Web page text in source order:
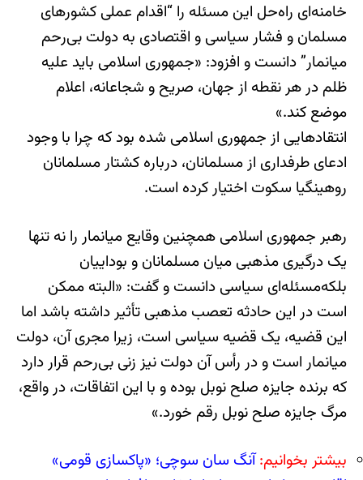
خامنه‌ای راه‌حل این مسئله را “اقدام عملی کشورهای
مسلمان و فشار سیاسی و اقتصادی به دولت بی‌رحم
میانمار” دانست و افزود: «جمهوری اسلامی باید علیه
ظلم در هر نقطه از جهان، صریح و شجاعانه، اعلام
موضع کند.»
انتقادهایی از جمهوری اسلامی شده بود که چرا با وجود
ادعای طرفداری از مسلمانان، درباره کشتار مسلمانان
روهینگیا سکوت اختیار کرده است.
رهبر جمهوری اسلامی همچنین وقایع میانمار را نه تنها
یک درگیری مذهبی میان مسلمانان و بوداییان
بلکه‌مسئله‌ای سیاسی دانست و گفت: «البته ممکن
است در این حادثه تعصب مذهبی تأثیر داشته باشد اما
این قضیه، یک قضیه سیاسی است، زیرا مجری آن، دولت
میانمار است و در رأس آن دولت نیز زنی بی‌رحم قرار دارد
که برنده جایزه صلح نوبل بوده و با این اتفاقات، در واقع،
مرگ جایزه صلح نوبل رقم خورد.»
بیشتر بخوانیم:آنگ سان سوچی؛ «پاکسازی قومی»